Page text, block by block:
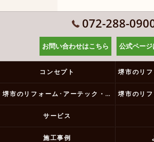
072-288-
お問い合わせはこちら 公式ページ
コンセプト
堺市のリフォーム･アーテック・にしかわの評判
サービス
施工事例